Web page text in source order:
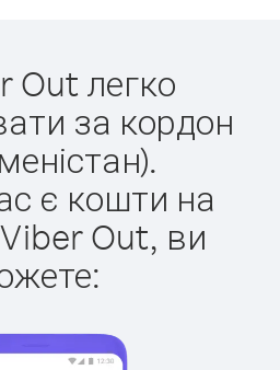
Out легко
за кордон
є кошти на
Out, ви